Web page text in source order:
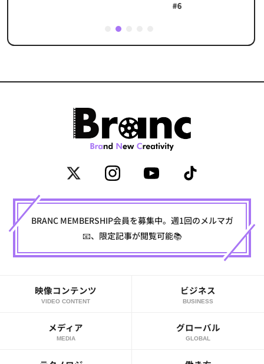
2
BRANC MEMBERSHIP会員を募集中。週1回のメルマガ
📧、限定記事が閲覧可能📚
映像コンテンツ
VIDEO CONTENT
ビジネス
BUSINESS
メディア
MEDIA
グローバル
GLOBAL